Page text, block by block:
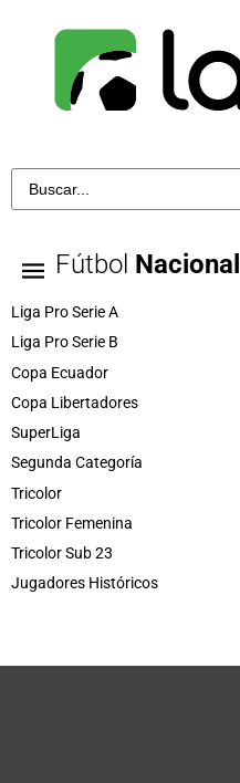
Fútbol Nacional
Liga Pro Serie A
Liga Pro Serie B
Copa Ecuador
Copa Libertadores
SuperLiga
Segunda Categoría
Tricolor
Tricolor Femenina
Tricolor Sub 23
Jugadores Históricos